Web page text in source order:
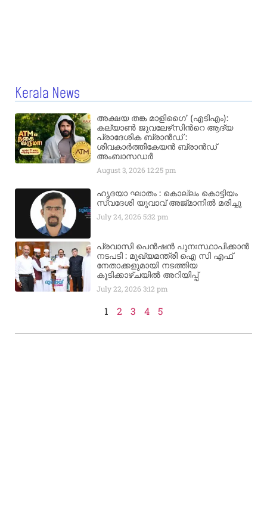
Kerala News
അക്ഷയ തങ്ക മാളിഗൈ’ (എടിഎം):
കല്യാണ്‍ ജുവലേഴ്‌സിന്‍റെ ആദ്യ
പ്രാദേശിക ബ്രാന്‍ഡ് :
ശിവകാര്‍ത്തികേയന്‍ ബ്രാന്‍ഡ്
അംബാസഡര്‍
August 3, 2026 12:25 pm
ഹൃദയാ ഘാതം : കൊല്ലം കൊട്ടിയം
സ്വദേശി യുവാവ് അജ്മാനിൽ മരിച്ചു
July 24, 20265:32 pm
പ്രവാസി പെൻഷൻ പുനഃസ്ഥാപിക്കാൻ
നടപടി : മുഖ്യമന്ത്രി ഐ സി എഫ്
നേതാക്കളുമായി നടത്തിയ
കൂടിക്കാഴ്ചയിൽ അറിയിപ്പ്
July 22, 20263:12 pm
1 2 3 4 5